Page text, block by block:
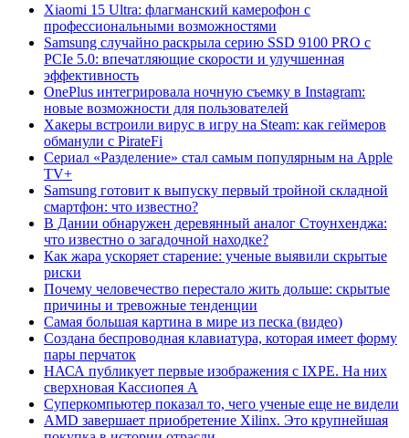
Xiaomi 15 Ultra: флагманский камерофон с
профессиональными возможностями
Samsung случайно раскрыла серию SSD 9100 PRO с
PCIe 5.0: впечатляющие скорости и улучшенная
эффективность
OnePlus интегрировала ночную съемку в Instagram:
новые возможности для пользователей
Хакеры встроили вирус в игру на Steam: как геймеров
обманули с PirateFi
Сериал «Разделение» стал самым популярным на Apple
TV+
Samsung готовит к выпуску первый тройной складной
смартфон: что известно?
В Дании обнаружен деревянный аналог Стоунхенджа:
что известно о загадочной находке?
Как жара ускоряет старение: ученые выявили скрытые
риски
Почему человечество перестало жить дольше: скрытые
причины и тревожные тенденции
Самая большая картина в мире из песка (видео)
Создана беспроводная клавиатура, которая имеет форму
пары перчаток
НАСА публикует первые изображения с IXPE. На них
сверхновая Кассиопея А
Суперкомпьютер показал то, чего ученые еще не видели
AMD завершает приобретение Xilinx. Это крупнейшая